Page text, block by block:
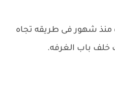
منذ شهور فى طريقه تجاه
خلف باب الغرفه.